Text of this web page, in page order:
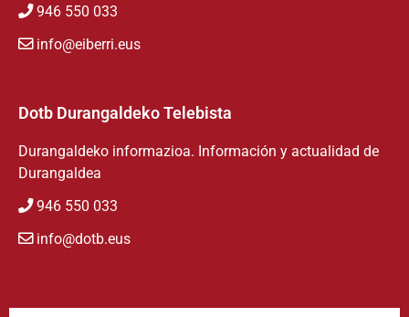
946 550 033
info@eiberri.eus
Dotb Durangaldeko Telebista
Durangaldeko informazioa. Información y actualidad de
Durangaldea
946 550 033
info@dotb.eus